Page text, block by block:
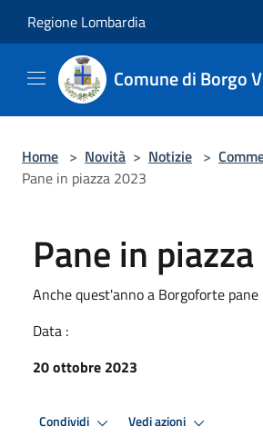
Regione Lombardia
Comune di Borgo
Home > Novità > Notizie >
Pane in piazza 2023
Pane in
Anche quest'anno a Borgoforte
Data :
20 ottobre 2023
Condividi Vedi azioni